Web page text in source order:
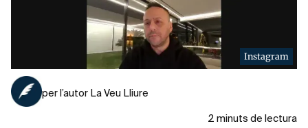
Instagram
per l’autor La Veu Lliure
2 minuts de lectura